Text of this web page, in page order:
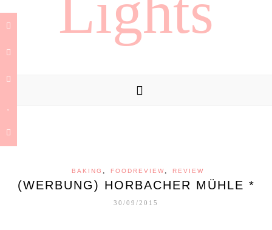
BAKING , FOODREVIEW, REVIEW
(WERBUNG) HORBACHER MÜHLE *
30/09/2015